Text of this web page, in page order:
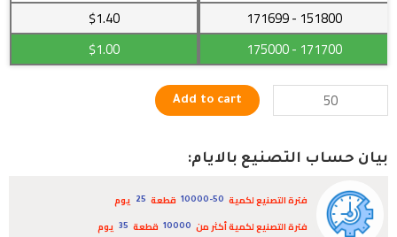
151800
- 171699
$1.40
171700
- 175000
$1.00
Add to cart
بيان حساب التصنيع بالايام:
فترة التصنيع لكمية 10000-50 قطعة 25
يوم
فترة التصنيع لكمية أكثر من
10000 قطعة 35 يوم